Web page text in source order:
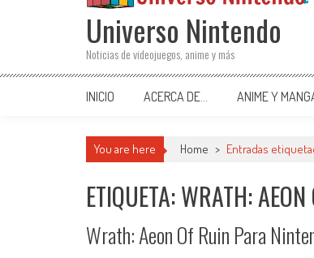
Universo Nintendo
Noticias de videojuegos, anime y más
INICIO ACERCA DE… ANIME Y
You are here Home > Entradas
ETIQUETA: WRATH:
Wrath: Aeon Of Ruin Para